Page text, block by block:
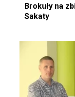
Brokuły na
Sakaty